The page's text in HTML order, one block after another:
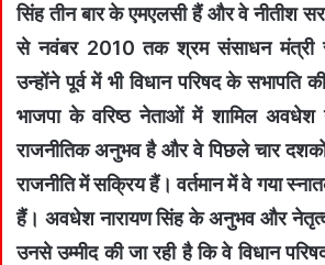
सिंह तीन बार के एमएलसी हैं और वे नीतीश
से नवंबर 2010 तक श्रम संसाधन मंत्री
उन्होंने पूर्व में भी विधान परिषद के सभापति
भाजपा के वरिष्ठ नेताओं में शामिल अवधेश
राजनीतिक अनुभव है और वे पिछले चार
राजनीति में सक्रिय हैं। वर्तमान में वे गया
हैं। अवधेश नारायण सिंह के अनुभव और
उनसे उम्मीद की जा रही है कि वे विधान